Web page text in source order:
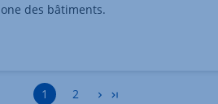
des bâtiments.
1 Accéder à la page
2